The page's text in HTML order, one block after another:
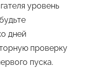
уровень
дней
проверку
пуска.